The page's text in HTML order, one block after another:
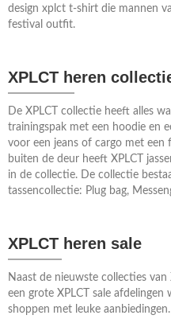
design xplct t-shirt die mannen
festival outfit.
XPLCT heren
De XPLCT collectie heeft alles
trainingspak met een hoodie en
voor een jeans of cargo met
buiten de deur heeft XPLCT
in de collectie. De collectie
tassencollectie: Plug bag,
XPLCT heren sale
Naast de nieuwste collecties
een grote XPLCT sale
shoppen met leuke